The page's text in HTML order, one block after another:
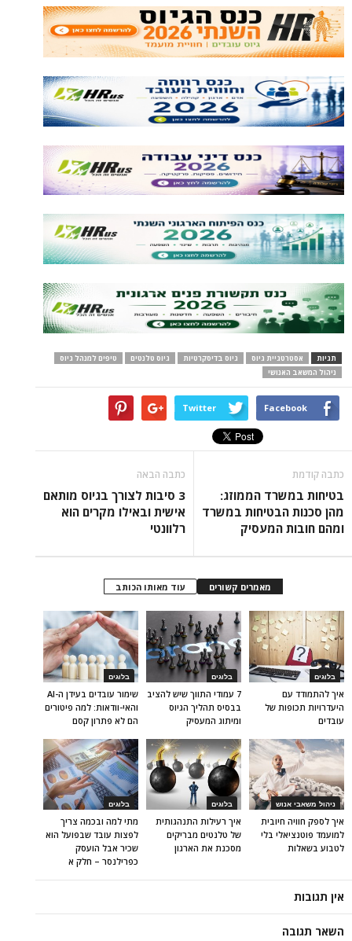
תגיות אסטרטגיית גיוס גיוס בדיסקרטיות גיוס טלנטים
טיפים למנהל גיוס
ניהול המשאב האנושי
Facebook
Twitter
כתבה קודמת
בטיחות במשרד הממוזג:
מהן סכנות הבטיחות במשרד
ומהם חובות המעסיק
כתבה הבאה
3 סיבות לצורך בגיוס מותאם
אישית ובאילו מקרים הוא
רלוונטי
מאמרים קשורים עוד מאותו הכותב
בלוגים
שימור עובדים בעידן ה-AI
והאי-וודאות: למה פיטורים
הם לא פתרון קסם
בלוגים
7 עמודי התווך שיש להציב
בבסיס תהליך הגיוס
ומיתוג המעסיק
בלוגים
איך להתמודד עם
היעדרויות תכופות של
עובדים
בלוגים
מתי למה ובכמה צריך
לפצות עובד שבפועל הוא
שכיר אבל הועסק
כפרילנסר – חלק א
בלוגים
איך רעילות התנהגותית
של טלנטים מבריקים
מסכנת את הארגון
ניהול משאבי אנוש
איך לספק חוויה חיובית
למועמד פוטנציאלי בלי
לטבוע בשאלות
אין תגובות
השאר תגובה